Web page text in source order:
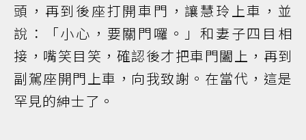
頭，再到後座打開車門，讓慧玲上車，並
說：「小心，要關門囉。」和妻子四目相
接，嘴笑目笑，確認後才把車門闔上，再到
副駕座開門上車，向我致謝。在當代，這是
罕見的紳士了。